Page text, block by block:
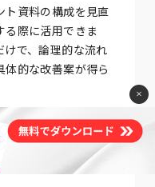
ト資料の構成を見直
る際に活用できま
で、論理的な流れ
的な改善案が得ら
箇条書きかつ簡潔な
まま活かす点です。
き、作業効率が上
×